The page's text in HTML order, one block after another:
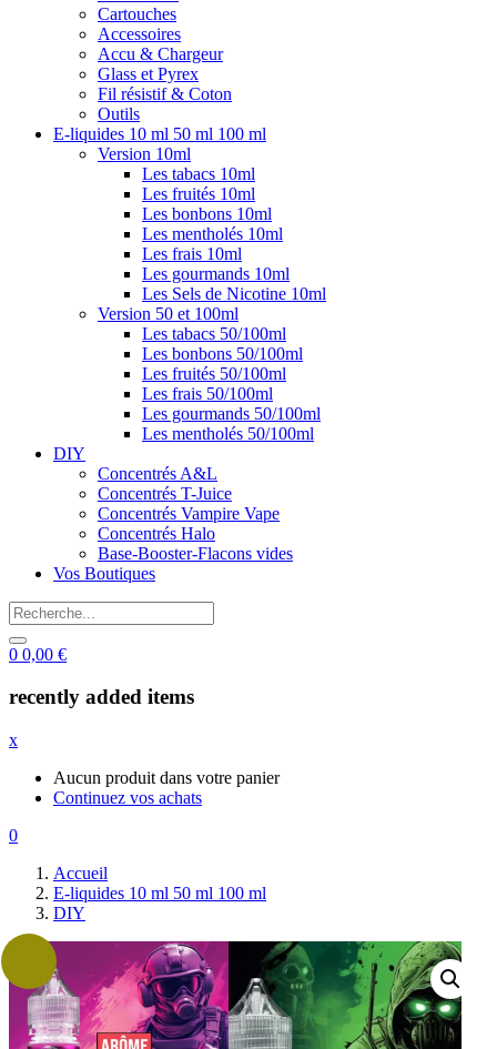
Cartouches
Accessoires
Accu & Chargeur
Glass et Pyrex
Fil résistif & Coton
Outils
E-liquides 10 ml 50 ml 100 ml
Version 10ml
Les tabacs 10ml
Les fruités 10ml
Les bonbons 10ml
Les mentholés 10ml
Les frais 10ml
Les gourmands 10ml
Les Sels de Nicotine 10ml
Version 50 et 100ml
Les tabacs 50/100ml
Les bonbons 50/100ml
Les fruités 50/100ml
Les frais 50/100ml
Les gourmands 50/100ml
Les mentholés 50/100ml
DIY
Concentrés A&L
Concentrés T-Juice
Concentrés Vampire Vape
Concentrés Halo
Base-Booster-Flacons vides
Vos Boutiques
0 0,00 €
recently added items
x
Aucun produit dans votre panier
Continuez vos achats
0
Accueil
E-liquides 10 ml 50 ml 100 ml
DIY